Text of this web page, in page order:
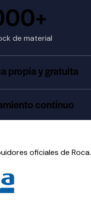
de material
propia y gratuita
contínuo
oficiales de Roca.